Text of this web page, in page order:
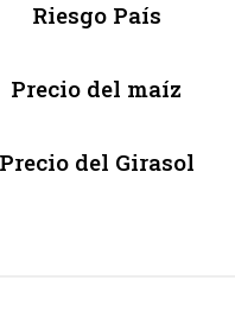
Riesgo País
Precio del maíz
Precio del Girasol